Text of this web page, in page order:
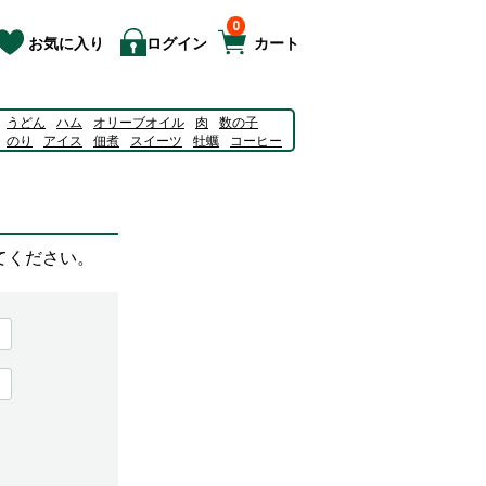
カート
0
お気に入り ログイン
うどん ハム オリーブオイル 肉
数の子
のり アイス 佃煮 スイーツ 牡蠣
コーヒー
ださい。